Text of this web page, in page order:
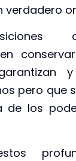
verdadero
pero que
de los